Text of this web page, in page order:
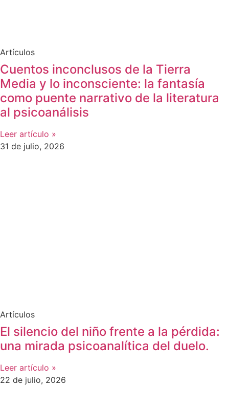
Artículos
Cuentos inconclusos de la Tierra
Media y lo inconsciente: la fantasía
como puente narrativo de la literatura
al psicoanálisis
Leer artículo »
31 de julio, 2026
Artículos
El silencio del niño frente a la pérdida:
una mirada psicoanalítica del duelo.
Leer artículo »
22 de julio, 2026